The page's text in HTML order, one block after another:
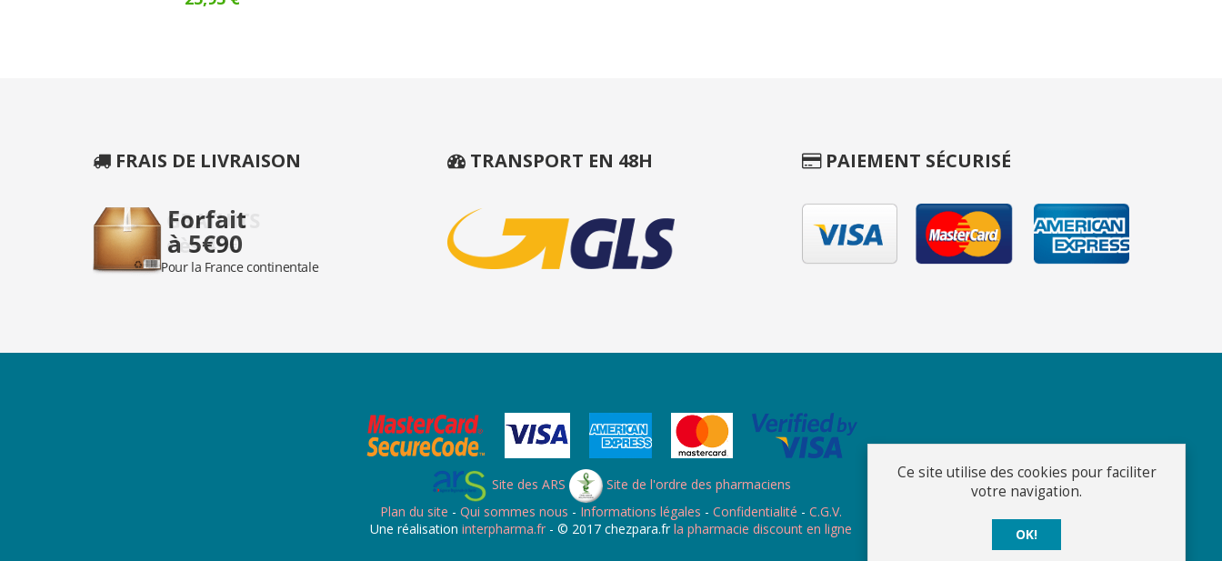
FRAIS DE LIVRAISON TRANSPORT EN 48H PAIEMENT SÉCURISÉ
Site des ARS
Site de l'ordre des pharmaciens
Plan du site - Qui sommes nous - Informations légales - Confidentialité - C.G.V.
Une réalisation interpharma.fr- © 2017 chezpara.frla pharmacie discount en ligne
Ce site utilise des cookies pour faciliter
votre navigation.
OK!